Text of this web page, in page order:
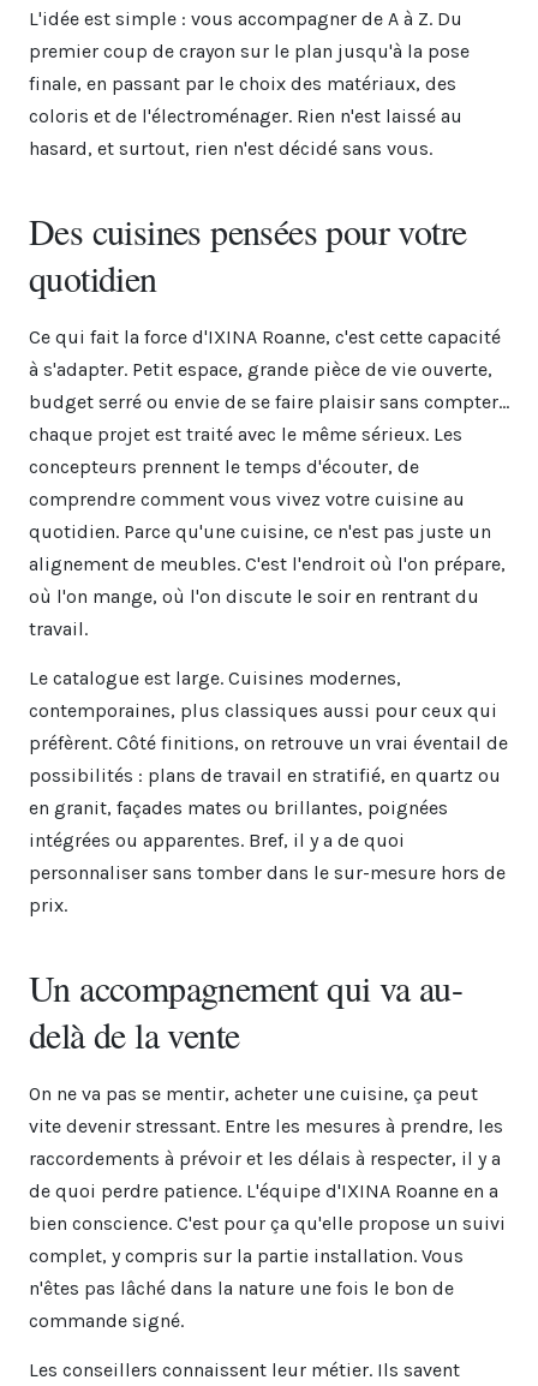
L'idée est simple : vous accompagner de A à Z. Du
premier coup de crayon sur le plan jusqu'à la pose
finale, en passant par le choix des matériaux, des
coloris et de l'électroménager. Rien n'est laissé au
hasard, et surtout, rien n'est décidé sans vous.
Des cuisines pensées pour votre
quotidien
Ce qui fait la force d'IXINA Roanne, c'est cette capacité
à s'adapter. Petit espace, grande pièce de vie ouverte,
budget serré ou envie de se faire plaisir sans compter…
chaque projet est traité avec le même sérieux. Les
concepteurs prennent le temps d'écouter, de
comprendre comment vous vivez votre cuisine au
quotidien. Parce qu'une cuisine, ce n'est pas juste un
alignement de meubles. C'est l'endroit où l'on prépare,
où l'on mange, où l'on discute le soir en rentrant du
travail.
Le catalogue est large. Cuisines modernes,
contemporaines, plus classiques aussi pour ceux qui
préfèrent. Côté finitions, on retrouve un vrai éventail de
possibilités : plans de travail en stratifié, en quartz ou
en granit, façades mates ou brillantes, poignées
intégrées ou apparentes. Bref, il y a de quoi
personnaliser sans tomber dans le sur-mesure hors de
prix.
Un accompagnement qui va au-
delà de la vente
On ne va pas se mentir, acheter une cuisine, ça peut
vite devenir stressant. Entre les mesures à prendre, les
raccordements à prévoir et les délais à respecter, il y a
de quoi perdre patience. L'équipe d'IXINA Roanne en a
bien conscience. C'est pour ça qu'elle propose un suivi
complet, y compris sur la partie installation. Vous
n'êtes pas lâché dans la nature une fois le bon de
commande signé.
Les conseillers connaissent leur métier. Ils savent